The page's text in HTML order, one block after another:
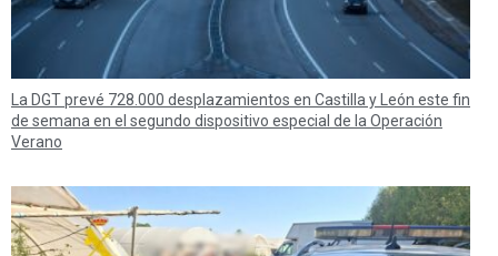
La DGT prevé 728.000 desplazamientos en Castilla y León este fin
de semana en el segundo dispositivo especial de la Operación
Verano